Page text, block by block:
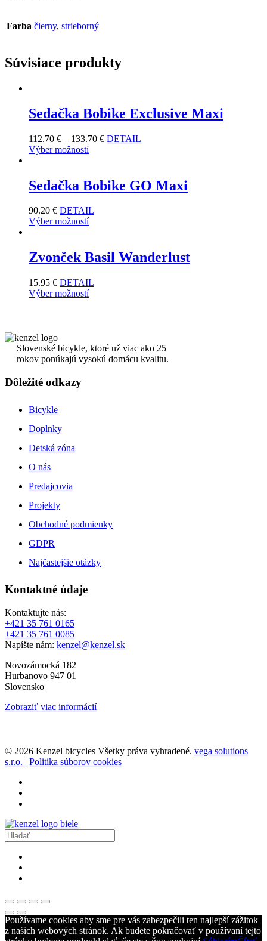
Farba čierny, strieborný
Súvisiace produkty
Sedačka Bobike Exclusive Maxi
112.70 € – 133.70 € DETAIL
Výber možností
Sedačka Bobike GO Maxi
90.20 € DETAIL
Výber možností
Zvonček Basil Wanderlust
15.95 € DETAIL
Výber možností
Slovenské bicykle, ktoré už viac ako 25
rokov ponúkajú vysokú domácu kvalitu.
Dôležité odkazy
Bicykle
Doplnky
Detská zóna
O nás
Predajcovia
Projekty
Obchodné podmienky
GDPR
Najčastejšie otázky
Kontaktné údaje
Kontaktujte nás:
+421 35 761 0165
+421 35 761 0085
Napíšte nám: kenzel@kenzel.sk
Novozámocká 182
Hurbanovo 947 01
Slovensko
Zobraziť viac informácií
© 2026 Kenzel bicycles Všetky práva vyhradené. vega solutions
s.r.o. | Politika súborov cookies
Používame cookies aby sme pre vás zabezpečili ten najlepší zážitok
z našich webových stránok. Ak budete pokračovať v používaní tejto